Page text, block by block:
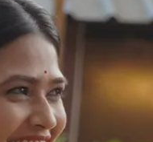
तिचा स्वीकार करील
संपूर्ण महाराष्ट्राचं
पाटीलने म्हटलं आहे.